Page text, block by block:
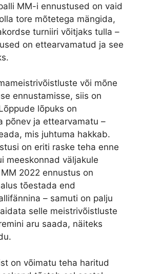
MM-i ennustused on vaid
tore mõtetega mängida,
turniiri võitjaks tulla –
on ettearvamatud ja see
või mõne
ennustamisse, siis on
lõpuks on
põnev ja ettearvamatu –
mis juhtuma hakkab.
on eriti raske teha enne
meeskonnad väljakule
2022 ennustus on
tõestada end
– samuti on palju
selle meistrivõistluste
aru saada, näiteks
on võimatu teha haritud